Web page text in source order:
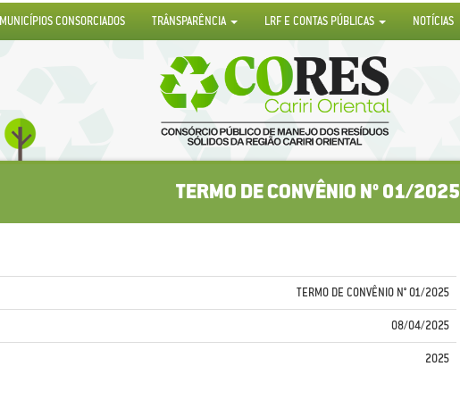
MUNICÍPIOS CONSORCIADOS TRÂNSPARÊNCIA LRF E CONTAS PÚBLICAS NOTÍCIAS
TERMO DE CONVÊNIO N° 01/2025
TERMO DE CONVÊNIO N° 01/2025
08/04/2025
2025